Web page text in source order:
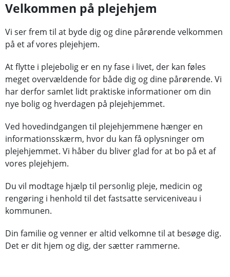
Velkommen på plejehjem
Vi ser frem til at byde dig og dine pårørende velkommen
på et af vores plejehjem.
At flytte i plejebolig er en ny fase i livet, der kan føles
meget overvældende for både dig og dine pårørende. Vi
har derfor samlet lidt praktiske informationer om din
nye bolig og hverdagen på plejehjemmet.
Ved hovedindgangen til plejehjemmene hænger en
informationsskærm, hvor du kan få oplysninger om
plejehjemmet. Vi håber du bliver glad for at bo på et af
vores plejehjem.
Du vil modtage hjælp til personlig pleje, medicin og
rengøring i henhold til det fastsatte serviceniveau i
kommunen.
Din familie og venner er altid velkomne til at besøge dig.
Det er dit hjem og dig, der sætter rammerne.